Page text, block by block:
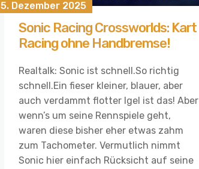
5. Dezember 2025
Sonic Racing Crossworlds: Kart
Racing ohne Handbremse!
Realtalk: Sonic ist schnell.So richtig
schnell.Ein fieser kleiner, blauer, aber
auch verdammt flotter Igel ist das! Aber
wenn’s um seine Rennspiele geht,
waren diese bisher eher etwas zahm
zum Tachometer. Vermutlich nimmt
Sonic hier einfach Rücksicht auf seine